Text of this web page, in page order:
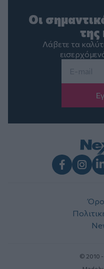
Οι
της
Λάβετε τα
© 2010